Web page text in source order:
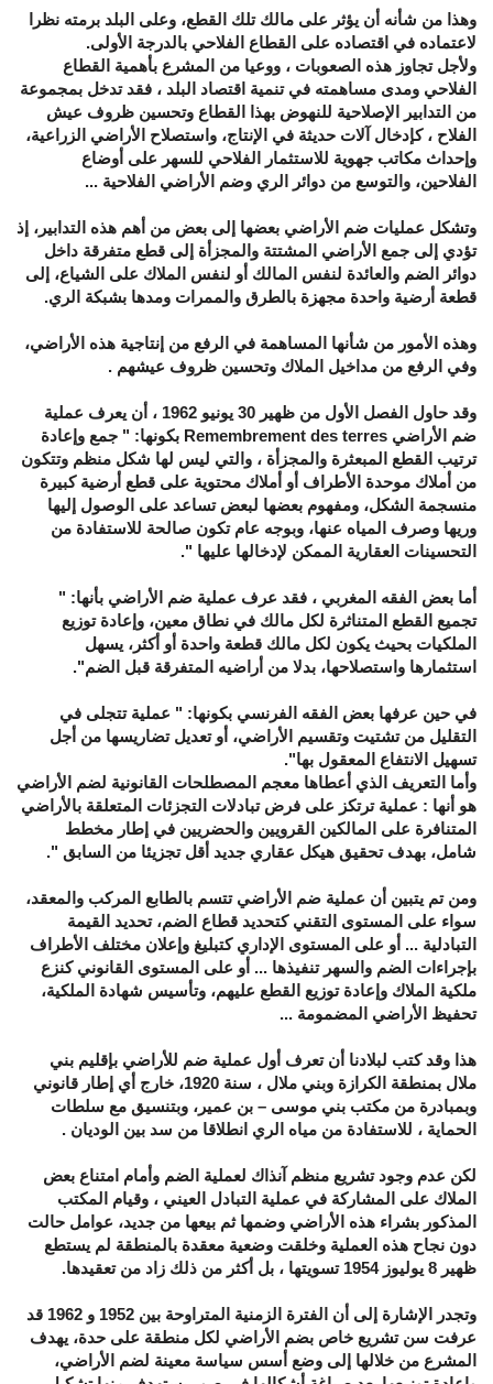
وهذا من شأنه أن يؤثر على مالك تلك القطع، وعلى البلد برمته نظرا
لاعتماده في اقتصاده على القطاع الفلاحي بالدرجة الأولى.
ولأجل تجاوز هذه الصعوبات ، ووعيا من المشرع بأهمية القطاع
الفلاحي ومدى مساهمته في تنمية اقتصاد البلد ، فقد تدخل بمجموعة
من التدابير الإصلاحية للنهوض بهذا القطاع وتحسين ظروف عيش
الفلاح ، كإدخال آلات حديثة في الإنتاج، واستصلاح الأراضي الزراعية،
وإحداث مكاتب جهوية للاستثمار الفلاحي للسهر على أوضاع
الفلاحين، والتوسع من دوائر الري وضم الأراضي الفلاحية ...
وتشكل عمليات ضم الأراضي بعضها إلى بعض من أهم هذه التدابير، إذ
تؤدي إلى جمع الأراضي المشتتة والمجزأة إلى قطع متفرقة داخل
دوائر الضم والعائدة لنفس المالك أو لنفس الملاك على الشياع، إلى
قطعة أرضية واحدة مجهزة بالطرق والممرات ومدها بشبكة الري.
وهذه الأمور من شأنها المساهمة في الرفع من إنتاجية هذه الأراضي،
وفي الرفع من مداخيل الملاك وتحسين ظروف عيشهم .
وقد حاول الفصل الأول من ظهير 30 يونيو 1962 ، أن يعرف عملية
ضم الأراضي Remembrement des terres بكونها: " جمع وإعادة
ترتيب القطع المبعثرة والمجزأة ، والتي ليس لها شكل منظم وتتكون
من أملاك موحدة الأطراف أو أملاك محتوية على قطع أرضية كبيرة
منسجمة الشكل، ومفهوم بعضها لبعض تساعد على الوصول إليها
وريها وصرف المياه عنها، وبوجه عام تكون صالحة للاستفادة من
التحسينات العقارية الممكن لإدخالها عليها ".
أما بعض الفقه المغربي ، فقد عرف عملية ضم الأراضي بأنها: "
تجميع القطع المتناثرة لكل مالك في نطاق معين، وإعادة توزيع
الملكيات بحيث يكون لكل مالك قطعة واحدة أو أكثر، يسهل
استثمارها واستصلاحها، بدلا من أراضيه المتفرقة قبل الضم".
في حين عرفها بعض الفقه الفرنسي بكونها: " عملية تتجلى في
التقليل من تشتيت وتقسيم الأراضي، أو تعديل تضاريسها من أجل
تسهيل الانتفاع المعقول بها".
وأما التعريف الذي أعطاها معجم المصطلحات القانونية لضم الأراضي
هو أنها : عملية ترتكز على فرض تبادلات التجزئات المتعلقة بالأراضي
المتنافرة على المالكين القرويين والحضريين في إطار مخطط
شامل، بهدف تحقيق هيكل عقاري جديد أقل تجزيئا من السابق ".
ومن تم يتبين أن عملية ضم الأراضي تتسم بالطابع المركب والمعقد،
سواء على المستوى التقني كتحديد قطاع الضم، تحديد القيمة
التبادلية ... أو على المستوى الإداري كتبليغ وإعلان مختلف الأطراف
بإجراءات الضم والسهر تنفيذها ... أو على المستوى القانوني كنزع
ملكية الملاك وإعادة توزيع القطع عليهم، وتأسيس شهادة الملكية،
تحفيظ الأراضي المضمومة ...
هذا وقد كتب لبلادنا أن تعرف أول عملية ضم للأراضي بإقليم بني
ملال بمنطقة الكرازة وبني ملال ، سنة 1920، خارج أي إطار قانوني
وبمبادرة من مكتب بني موسى – بن عمير، وبتنسيق مع سلطات
الحماية ، للاستفادة من مياه الري انطلاقا من سد بين الوديان .
لكن عدم وجود تشريع منظم آنذاك لعملية الضم وأمام امتناع بعض
الملاك على المشاركة في عملية التبادل العيني ، وقيام المكتب
المذكور بشراء هذه الأراضي وضمها ثم بيعها من جديد، عوامل حالت
دون نجاح هذه العملية وخلقت وضعية معقدة بالمنطقة لم يستطع
ظهير 8 يوليوز 1954 تسويتها ، بل أكثر من ذلك زاد من تعقيدها.
وتجدر الإشارة إلى أن الفترة الزمنية المتراوحة بين 1952 و 1962 قد
عرفت سن تشريع خاص بضم الأراضي لكل منطقة على حدة، يهدف
المشرع من خلالها إلى وضع أسس سياسة معينة لضم الأراضي،